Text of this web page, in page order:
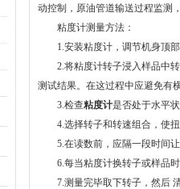
动控制，原油管道输送过程监测
粘度计测量方法：
1.安装粘度计，调节机身顶部
2.将粘度计转子浸入样品中转
测试结果。在这过程中应避免有
3.检查粘度计是否处于水平
4.选择转子和转速组合，使扭
5.在读数前，应隔一段时间让
6.每当粘度计换转子或样品时
7.测量完毕取下转子，然后